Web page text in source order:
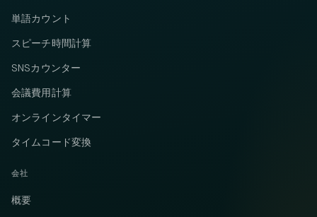
単語カウント
スピーチ時間計算
SNSカウンター
会議費用計算
オンラインタイマー
タイムコード変換
会社
概要